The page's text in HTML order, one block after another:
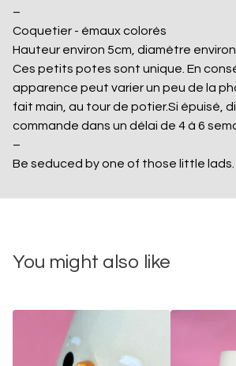
–
Coquetier - émaux colorés
Hauteur environ 5cm, diamètre
Ces petits potes sont unique. En
apparence peut varier un peu de la
fait main, au tour de potier.Si épuisé,
commande dans un délai de 4 à 6
–
Be seduced by one of those little lads.
You might also like